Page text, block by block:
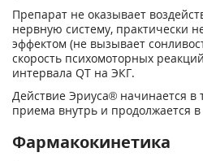
Препарат не оказывает
нервную систему, практически
эффектом (не вызывает
скорость психомоторных
интервала QT на ЭКГ.
Действие Эриуса® начинается в
приема внутрь и продолжается
Фармакокинетика